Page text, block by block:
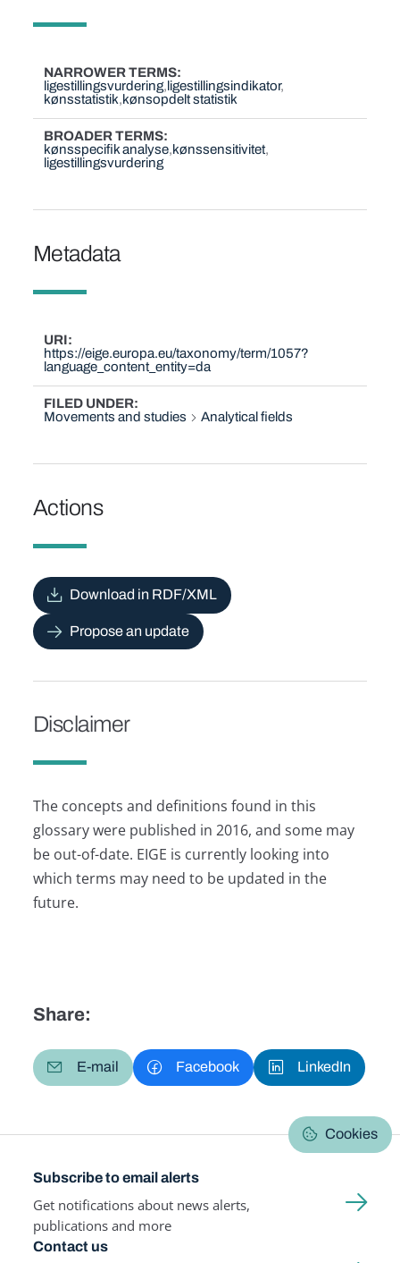
NARROWER TERMS
ligestillingsvurdering ligestillingsindikator
kønsstatistik kønsopdelt statistik
BROADER TERMS
kønsspecifik analyse kønssensitivitet
ligestillingsvurdering
Metadata
URI
https://eige.europa.eu/taxonomy/term/1057?
language_content_entity=da
FILED UNDER
Movements and studies
Analytical fields
Actions
Download in RDF/XML
Propose an update
Disclaimer
The concepts and definitions found in this
glossary were published in 2016, and some may
be out-of-date. EIGE is currently looking into
which terms may need to be updated in the
future.
Share:
E-mail Facebook LinkedIn
Cookies
Subscribe to email alerts
Get notifications about news alerts,
publications and more
Contact us